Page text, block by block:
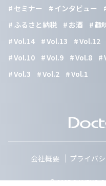
セミナー
インタビュー
ふるさと納税
お酒 趣
Vol.14
Vol.13 Vol.12
Vol.10
Vol.9 Vol.8
Vol.3
Vol.2 Vol.1
会社概要 プライバ
© 2025 SHINRYO